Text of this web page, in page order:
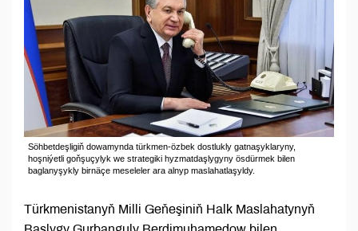
Söhbetdeşligiň dowamynda türkmen-özbek dostlukly gatnaşyklaryny,
hoşniýetli goňşuçylyk we strategiki hyzmatdaşlygyny ösdürmek bilen
baglanyşykly birnäçe meseleler ara alnyp maslahatlaşyldy.
Türkmenistanyň Milli Geňeşiniň Halk Maslahatynyň